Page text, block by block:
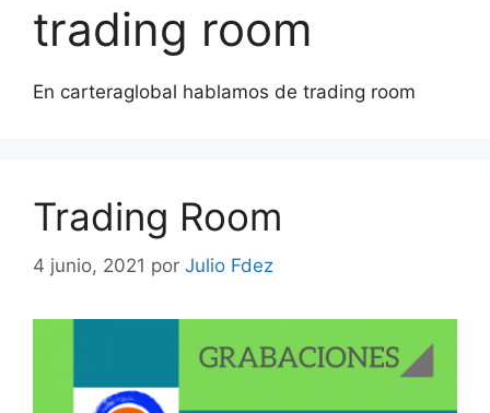
trading room
En carteraglobal hablamos de trading room
Trading Room
4 junio, 2021 por Julio Fdez